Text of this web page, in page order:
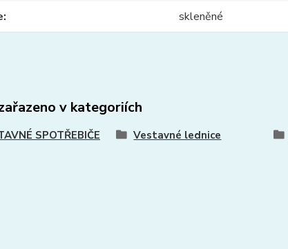
skleněné
v kategoriích
SPOTŘEBIČE Vestavné lednice